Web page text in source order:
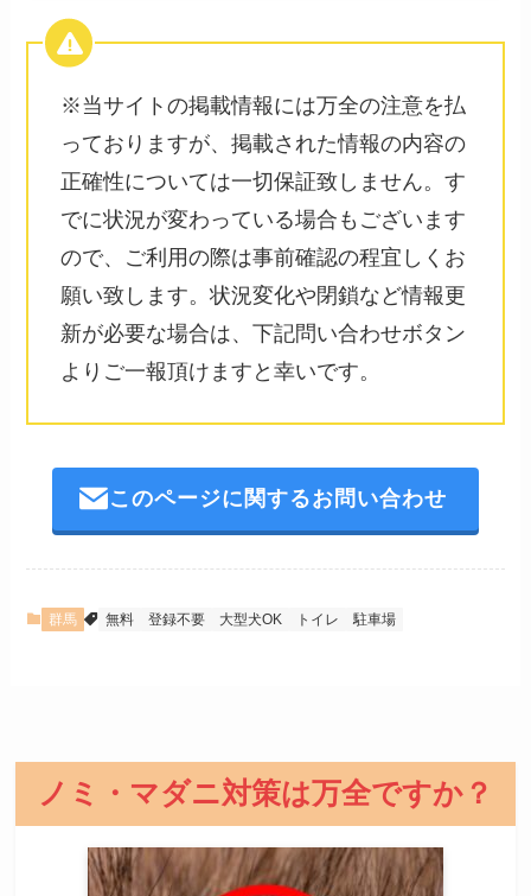
※当サイトの掲載情報には万全の注意を払
っておりますが、掲載された情報の内容の
正確性については一切保証致しません。す
でに状況が変わっている場合もございます
ので、ご利用の際は事前確認の程宜しくお
願い致します。状況変化や閉鎖など情報更
新が必要な場合は、下記問い合わせボタン
よりご一報頂けますと幸いです。
このページに関するお問い合わせ
群馬 無料 登録不要 大型犬OK トイレ 駐車場
ノミ・マダニ対策は万全ですか？